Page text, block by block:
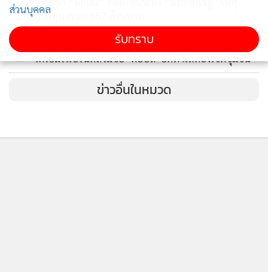
“ปัจจุบัน BUZZEBEES ให้บริการครอบคลุมในทุกขั้นตอน
(End-to-End) ตั้งแต่การสร้างหน้าร้าน บริการด้านกราฟฟิก
ดีไซน์ จัดแคมเปญสร้างยอดขาย บริการไลฟ์ขายสินค้า บริการ
หลังการขาย บริการแพ็คสินค้า บริการยิงโฆษณา ไปจนถึงการจัด
ส่งสินค้าให้ถึงมือลูกค้า”
เน้นการสร้างยอดแบบก้าวกระโดดมีบริการช่วยสร้าง
3
ขาดทุนสะสม 657 ล้านบาท
4
ซีอาร์ซี สยายปีก ฮุบ ‘แม็กซ์แวลู’ 30 สาขาเกลี้ยงพอร์ต
เตรียมรีแบรนด์สวมชื่อ ‘ท็อปส์’ ยึดทำเลทองเขตชุมชน
ข่าวอื่นในหมวด
ส่วนบุคคล
รับทราบ